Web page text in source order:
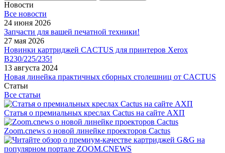
Новости
Все новости
24 июня 2026
Запчасти для вашей печатной техники!
27 мая 2026
Новинки картриджей CACTUS для принтеров Xerox
B230/225/235!
13 августа 2024
Новая линейка практичных сборных столешниц от CACTUS
Статьи
Все статьи
Статья о премиальных креслах Cactus на сайте АХП
Zoom.cnews о новой линейке проекторов Cactus